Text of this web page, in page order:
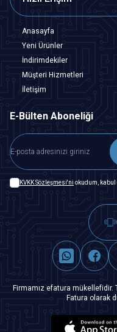
Anasayfa
Yeni Ürünler
İndirimdekiler
Müşteri Hizmetleri
İletişim
E-Bülten Aboneliği
KVKK Sözleşmesi'ni okudum, kabul
Firmamız efatura mükellefidir.
Fatura olarak